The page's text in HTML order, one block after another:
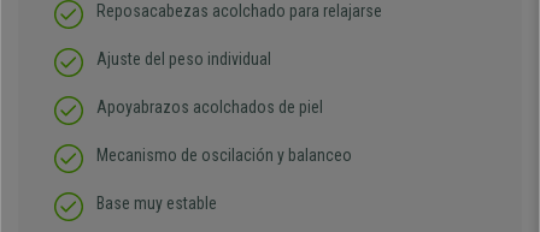
Reposacabezas acolchado para relajarse
Ajuste del peso individual
Apoyabrazos acolchados de piel
Mecanismo de oscilación y balanceo
Base muy estable